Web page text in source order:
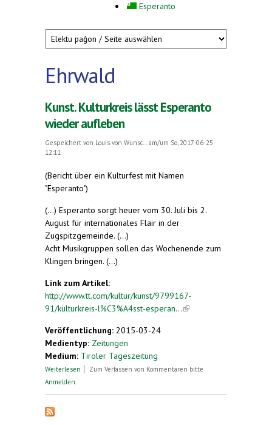
Esperanto
Ehrwald
Kunst. Kulturkreis lässt Esperanto
wieder aufleben
Gespeichert von Louis von Wunsc...
am/um So, 2017-06-25
12:11
(Bericht über ein Kulturfest mit Namen
"Esperanto")
(...) Esperanto sorgt heuer vom 30. Juli bis 2.
August für internationales Flair in der
Zugspitzgemeinde. (...)
Acht Musikgruppen sollen das Wochenende zum
Klingen bringen. (...)
Link zum Artikel:
http://www.tt.com/kultur/kunst/9799167-
91/kulturkreis-l%C3%A4sst-esperan...(link is
Veröffentlichung: 2015-03-24
Medientyp: Zeitungen
Medium: Tiroler Tageszeitung
Weiterlesen über Kunst. Kulturkreis lässt Esperanto wieder
Zum Verfassen von Kommentaren bitte
Anmelden